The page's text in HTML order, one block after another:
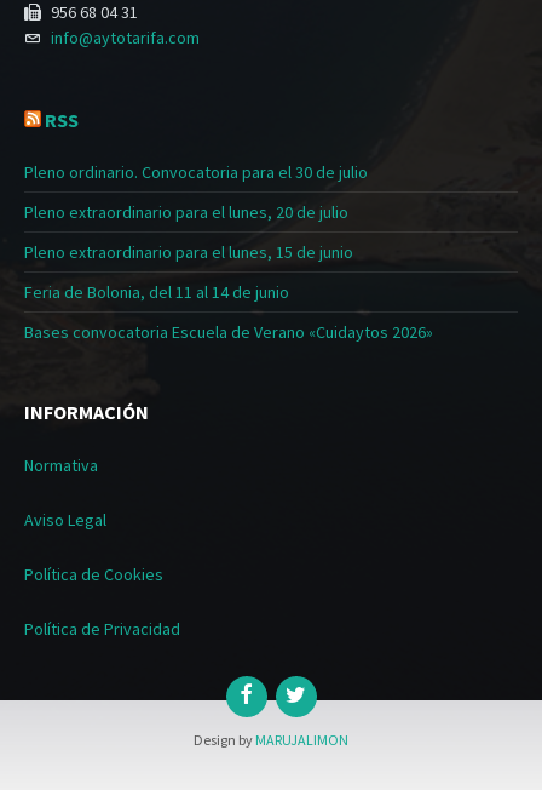
956 68 04 31
info@aytotarifa.com
RSS
Pleno ordinario. Convocatoria para el 30 de julio
Pleno extraordinario para el lunes, 20 de julio
Pleno extraordinario para el lunes, 15 de junio
Feria de Bolonia, del 11 al 14 de junio
Bases convocatoria Escuela de Verano «Cuidaytos 2026»
INFORMACIÓN
Normativa
Aviso Legal
Política de Cookies
Política de Privacidad
Design by MARUJALIMON